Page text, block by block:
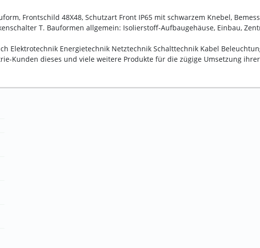
Frontschild 48X48, Schutzart Front IP65 mit schwarzem Knebel,
T. Bauformen allgemein: Isolierstoff-Aufbaugehäuse, Einbau,
Elektrotechnik Energietechnik Netztechnik Schalttechnik Kabel
Kunden dieses und viele weitere Produkte für die zügige Umsetzung